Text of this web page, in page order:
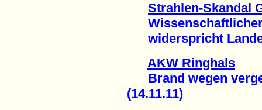
Strahlen-Skandal
Wissenschaftlicher
widerspricht
AKW Ringhals
Brand wegen
(14.11.11)